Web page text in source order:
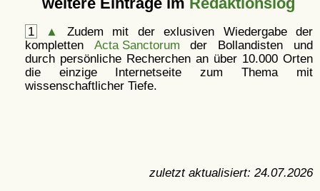
1 ▲
Zudem mit der exlusiven Wiedergabe der
kompletten Acta Sanctorum der Bollandisten und
durch persönliche Recherchen an über 10.000 Orten
die einzige Internetseite zum Thema mit
wissenschaftlicher Tiefe.
zuletzt aktualisiert: 24.07.2026